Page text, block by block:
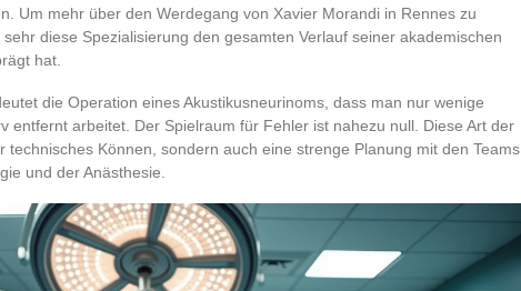
Um mehr über den Werdegang von Xavier Morandi in Rennes zu
diese Spezialisierung den gesamten Verlauf seiner akademischen
hat.
die Operation eines Akustikusneurinoms, dass man nur wenige
entfernt arbeitet. Der Spielraum für Fehler ist nahezu null. Diese Art der
technisches Können, sondern auch eine strenge Planung mit den Teams
und der Anästhesie.